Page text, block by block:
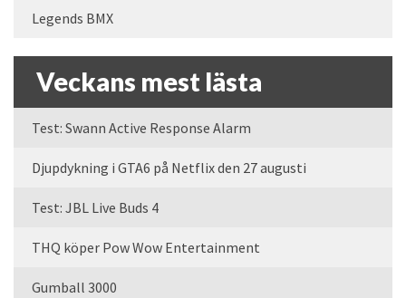
Legends BMX
Veckans mest lästa
Test: Swann Active Response Alarm
Djupdykning i GTA6 på Netflix den 27 augusti
Test: JBL Live Buds 4
THQ köper Pow Wow Entertainment
Gumball 3000